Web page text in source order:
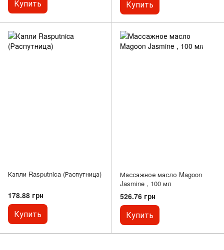
Купить Купить
Капли Rasputnica (Распутница)
178.88 грн
Купить
Массажное масло Magoon
Jasmine , 100 мл
526.76 грн
Купить